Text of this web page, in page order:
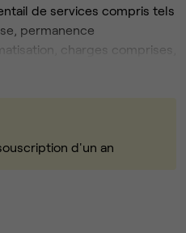
de services compris tels
permanence
charges comprises,
et les we et accessible
73 Cours Albert Thomas.
d'un an